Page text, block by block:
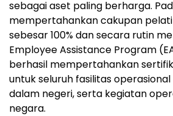
sebagai aset paling berharga.
mempertahankan cakupan
sebesar 100% dan secara rutin
Employee Assistance Program
berhasil mempertahankan
untuk seluruh fasilitas
dalam negeri, serta kegiatan
negara.